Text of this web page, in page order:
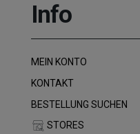
Info
MEIN KONTO
KONTAKT
BESTELLUNG SUCHEN
STORES